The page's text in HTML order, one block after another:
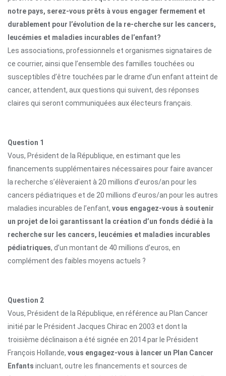
notre pays, serez-vous prêts à vous engager fermement et
durablement pour l’évolution de la re-cherche sur les cancers,
leucémies et maladies incurables de l’enfant?
Les associations, professionnels et organismes signataires de
ce courrier, ainsi que l’ensemble des familles touchées ou
susceptibles d’être touchées par le drame d’un enfant atteint de
cancer, attendent, aux questions qui suivent, des réponses
claires qui seront communiquées aux électeurs français.
Question 1
Vous, Président de la République, en estimant que les
financements supplémentaires nécessaires pour faire avancer
la recherche s’élèveraient à 20 millions d’euros/an pour les
cancers pédiatriques et de 20 millions d’euros/an pour les autres
maladies incurables de l’enfant, vous engagez-vous à soutenir
un projet de loi garantissant la création d’un fonds dédié à la
recherche sur les cancers, leucémies et maladies incurables
pédiatriques, d’un montant de 40 millions d’euros, en
complément des faibles moyens actuels ?
Question 2
Vous, Président de la République, en référence au Plan Cancer
initié par le Président Jacques Chirac en 2003 et dont la
troisième déclinaison a été signée en 2014 par le Président
François Hollande, vous engagez-vous à lancer un Plan Cancer
Enfants incluant, outre les financements et sources de